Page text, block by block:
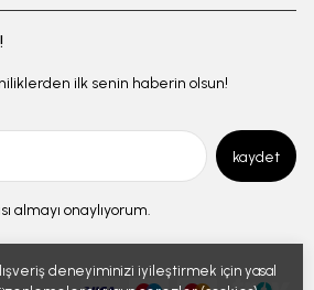
deneyiminizi iyileştirmek için yasal
ilk senin haberin olsun!
kaydet
almayı onaylıyorum.